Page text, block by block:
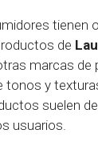
tienen
de
marcas de
tonos y
suelen
usuarios.